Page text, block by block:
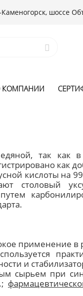
Каменогорск, шоссе
КОМПАНИИ
так
как
кислоты на
столовый
применение
и
сырьем при